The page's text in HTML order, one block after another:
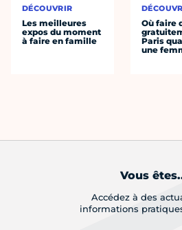
DÉCOUVRIR
Les meilleures
expos du moment
à faire en famille
Où faire
Paris
une
Vous
Accédez à des
informations